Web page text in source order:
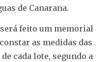
de Canarana.
feito um memorial
as medidas das
cada lote, segundo a